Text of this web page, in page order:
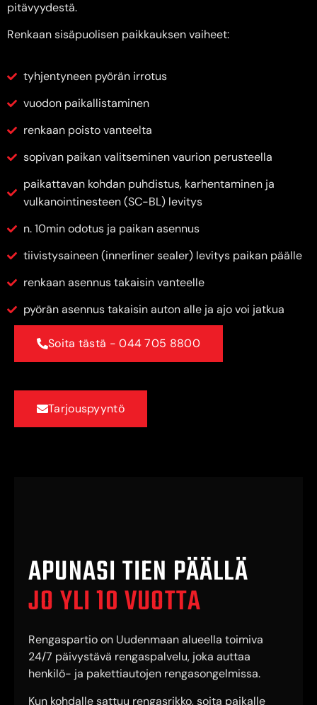
pitävyydestä.
Renkaan sisäpuolisen paikkauksen vaiheet:
tyhjentyneen pyörän irrotus
vuodon paikallistaminen
renkaan poisto vanteelta
sopivan paikan valitseminen vaurion perusteella
paikattavan kohdan puhdistus, karhentaminen ja
vulkanointinesteen (SC-BL) levitys
n. 10min odotus ja paikan asennus
tiivistysaineen (innerliner sealer) levitys paikan päälle
renkaan asennus takaisin vanteelle
pyörän asennus takaisin auton alle ja ajo voi jatkua
Soita tästä - 044 705 8800
Tarjouspyyntö
APUNASI TIEN PÄÄLLÄ
JO YLI 10 VUOTTA
Rengaspartio on Uudenmaan alueella toimiva
24/7 päivystävä rengaspalvelu, joka auttaa
henkilö- ja pakettiautojen rengasongelmissa.
Kun kohdalle sattuu rengasrikko, soita paikalle